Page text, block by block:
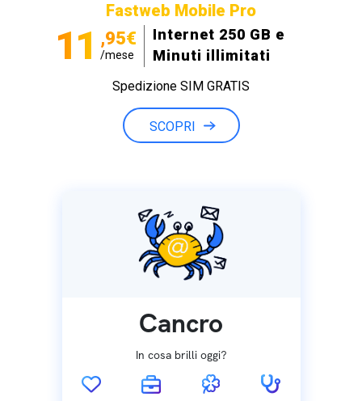
Fastweb Mobile Pro
11 ,95€
/mese
Internet 250 GB e
Minuti illimitati
Spedizione SIM GRATIS
SCOPRI
Cancro
In cosa brilli oggi?